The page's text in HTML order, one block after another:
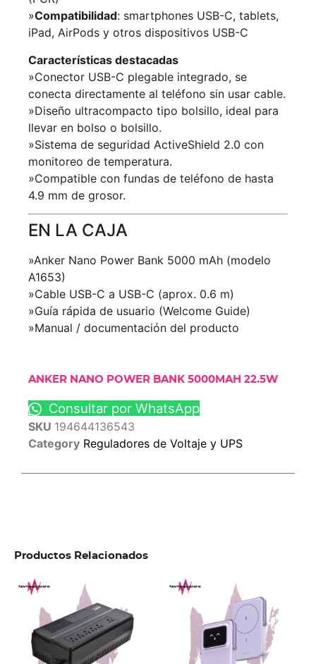
»Compatibilidad: smartphones USB-C, tablets,
iPad, AirPods y otros dispositivos USB-C
Características destacadas
»Conector USB-C plegable integrado, se
conecta directamente al teléfono sin usar cable.
»Diseño ultracompacto tipo bolsillo, ideal para
llevar en bolso o bolsillo.
»Sistema de seguridad ActiveShield 2.0 con
monitoreo de temperatura.
»Compatible con fundas de teléfono de hasta
4.9 mm de grosor.
EN LA CAJA
»Anker Nano Power Bank 5000 mAh (modelo
A1653)
»Cable USB-C a USB-C (aprox. 0.6 m)
»Guía rápida de usuario (Welcome Guide)
»Manual / documentación del producto
ANKER NANO POWER BANK 5000MAH 22.5W
Consultar por WhatsApp
SKU 194644136543
Category Reguladores de Voltaje y UPS
Productos Relacionados